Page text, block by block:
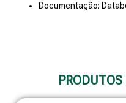
Documentação: